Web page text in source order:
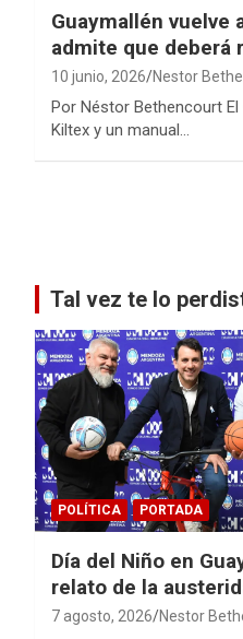
Guaymallén
admite que
10 junio, 2026 Nestor
Por Néstor Bethencourt
Kiltex y un manual…
entradas
Tal vez te lo
POLÍTICA PORTADA
Día del Niño en
relato de la
derroche de $74
7 agosto, 2026 Nestor